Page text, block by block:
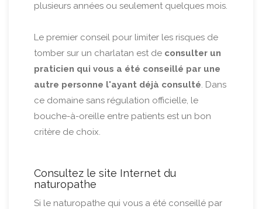
plusieurs années ou seulement quelques mois.
Le premier conseil pour limiter les risques de
tomber sur un charlatan est de consulter un
praticien qui vous a été conseillé par une
autre personne l'ayant déjà consulté. Dans
ce domaine sans régulation officielle, le
bouche-à-oreille entre patients est un bon
critère de choix.
Consultez le site Internet du
naturopathe
Si le naturopathe qui vous a été conseillé par